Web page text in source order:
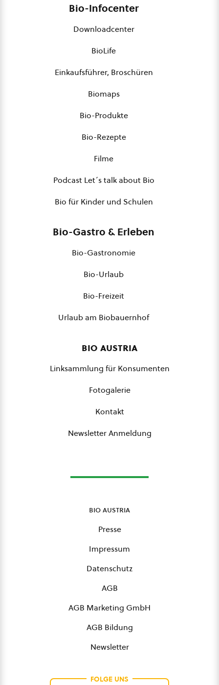
Bio-Infocenter
Downloadcenter
BioLife
Einkaufsführer, Broschüren
Biomaps
Bio-Produkte
Bio-Rezepte
Filme
Podcast Let´s talk about Bio
Bio für Kinder und Schulen
Bio-Gastro & Erleben
Bio-Gastronomie
Bio-Urlaub
Bio-Freizeit
Urlaub am Biobauernhof
bio austria
Linksammlung für Konsumenten
Fotogalerie
Kontakt
Newsletter Anmeldung
bio austria
Presse
Impressum
Datenschutz
AGB
AGB Marketing GmbH
AGB Bildung
Newsletter
FOLGE UNS